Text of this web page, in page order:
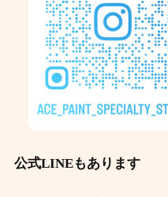
公式LINEもあります